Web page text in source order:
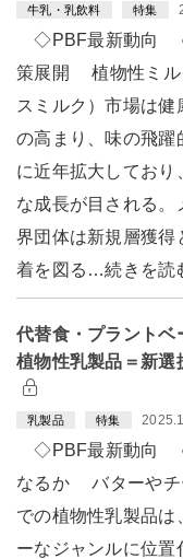
牛乳・乳飲料 特集
◇PBF最新動向 ●
策展開 植物性ミル
スミルク）市場は健
の高まり、味の飛躍
に近年拡大しており
な成長が目される。
界団体は新規層獲得
着を図る…続きを読
代替食・プラントベ
植物性乳製品＝新選
乳製品 特集
◇PBF最新動向 ●
なるか バターやチ
での植物性乳製品は
ーなジャンルに位置